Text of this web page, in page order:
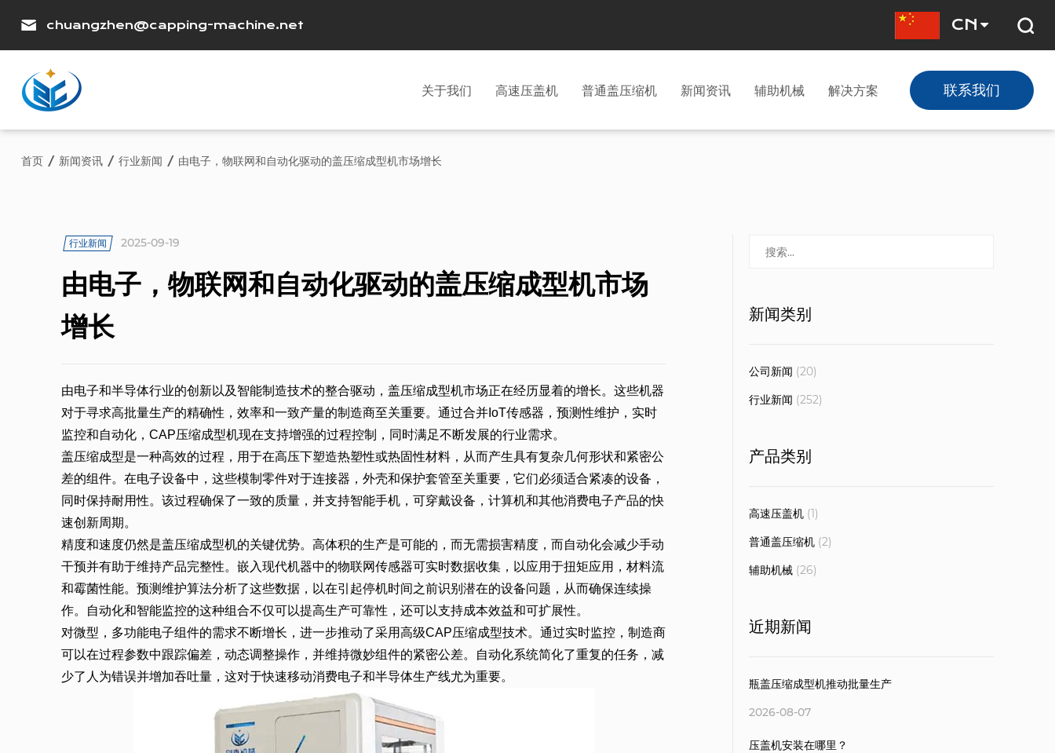
chuangzhen@capping-machine.net CN
关于我们 高速压盖机 普通盖压缩机 新闻资讯 辅助机械 解决方案 联系我们
首页 / 新闻资讯 / 行业新闻 / 由电子，物联网和自动化驱动的盖压缩成型机市场增长
新闻类别
公司新闻 (20)
行业新闻 (252)
产品类别
高速压盖机 (1)
普通盖压缩机 (2)
辅助机械 (26)
近期新闻
瓶盖压缩成型机推动批量生产
2026-08-07
压盖机安装在哪里？
行业新闻 2025-09-19
由电子，物联网和自动化驱动的盖压缩成型机市场
增长
由电子和半导体行业的创新以及智能制造技术的整合驱动，盖压缩成型机市场正在经历显着的增长。这些机器
对于寻求高批量生产的精确性，效率和一致产量的制造商至关重要。通过合并IoT传感器，预测性维护，实时
监控和自动化，CAP压缩成型机现在支持增强的过程控制，同时满足不断发展的行业需求。
盖压缩成型是一种高效的过程，用于在高压下塑造热塑性或热固性材料，从而产生具有复杂几何形状和紧密公
差的组件。在电子设备中，这些模制零件对于连接器，外壳和保护套管至关重要，它们必须适合紧凑的设备，
同时保持耐用性。该过程确保了一致的质量，并支持智能手机，可穿戴设备，计算机和其他消费电子产品的快
速创新周期。
精度和速度仍然是盖压缩成型机的关键优势。高体积的生产是可能的，而无需损害精度，而自动化会减少手动
干预并有助于维持产品完整性。嵌入现代机器中的物联网传感器可实时数据收集，以应用于扭矩应用，材料流
和霉菌性能。预测维护算法分析了这些数据，以在引起停机时间之前识别潜在的设备问题，从而确保连续操
作。自动化和智能监控的这种组合不仅可以提高生产可靠性，还可以支持成本效益和可扩展性。
对微型，多功能电子组件的需求不断增长，进一步推动了采用高级CAP压缩成型技术。通过实时监控，制造商
可以在过程参数中跟踪偏差，动态调整操作，并维持微妙组件的紧密公差。自动化系统简化了重复的任务，减
少了人为错误并增加吞吐量，这对于快速移动消费电子和半导体生产线尤为重要。